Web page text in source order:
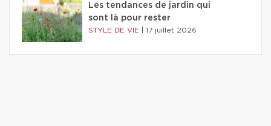
Les tendances de jardin qui
sont là pour rester
STYLE DE VIE 17 juillet 2026